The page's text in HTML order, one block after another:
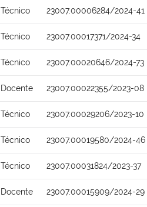
Técnico 23007.00006284/2024-41
Técnico 23007.00017371/2024-34
Técnico 23007.00020646/2024-73
Docente 23007.00022355/2023-08
Técnico 23007.00029206/2023-10
Técnico 23007.00019580/2024-46
Técnico 23007.00031824/2023-37
Docente 23007.00015909/2024-29